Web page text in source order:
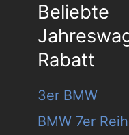
Beliebte
Rabatt
3er BMW
BMW 7er